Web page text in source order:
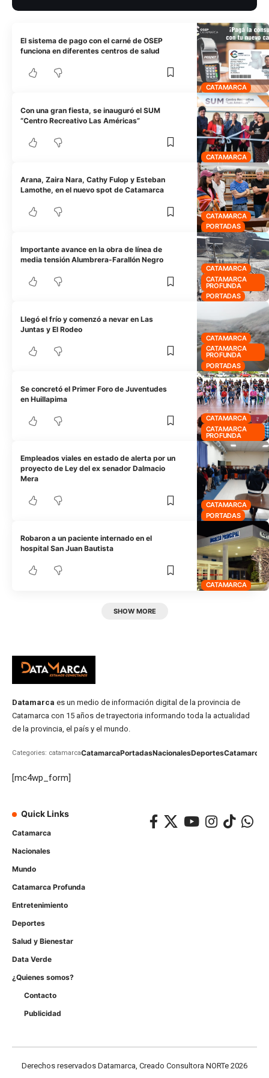
CATAMARCA
El sistema de pago con el carné de OSEP
funciona en diferentes centros de salud
CATAMARCA
Con una gran fiesta, se inauguró el SUM
“Centro Recreativo Las Américas”
CATAMARCA
PORTADAS
Arana, Zaira Nara, Cathy Fulop y Esteban
Lamothe, en el nuevo spot de Catamarca
CATAMARCA
CATAMARCA
PROFUNDA
PORTADAS
Importante avance en la obra de línea de
media tensión Alumbrera-Farallón Negro
CATAMARCA
CATAMARCA
PROFUNDA
PORTADAS
Llegó el frío y comenzó a nevar en Las
Juntas y El Rodeo
CATAMARCA
CATAMARCA
PROFUNDA
Se concretó el Primer Foro de Juventudes
en Huillapima
CATAMARCA
PORTADAS
Empleados viales en estado de alerta por un
proyecto de Ley del ex senador Dalmacio
Mera
CATAMARCA
Robaron a un paciente internado en el
hospital San Juan Bautista
SHOW MORE
Datamarca es un medio de información digital de la provincia de
Catamarca con 15 años de trayectoria informando toda la actualidad
de la provincia, el país y el mundo.
Categories: catamarcaCatamarcaPortadasNacionalesDeportesCatamarca
[mc4wp_form]
Quick Links
Catamarca
Nacionales
Mundo
Catamarca Profunda
Entretenimiento
Deportes
Salud y Bienestar
Data Verde
¿Quienes somos?
Contacto
Publicidad
Derechos reservados Datamarca, Creado Consultora NORTe 2026